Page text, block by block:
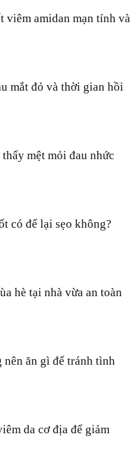
viêm amidan mạn tính và
mắt đỏ và thời gian hồi
mệt mỏi đau nhức
có để lại sẹo không?
hè tại nhà vừa an toàn
ăn gì để tránh tình
da cơ địa để giảm